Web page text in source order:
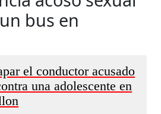
bus en
el conductor acusado
una adolescente en